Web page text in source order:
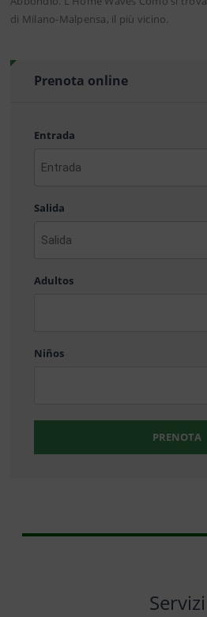
di Milano-Malpensa, il più vicino.
Prenota online
Entrada
AAAA
MM
DD
Salida
AAAA
MM
Adultos
Niños
PRENOTA
Servizi